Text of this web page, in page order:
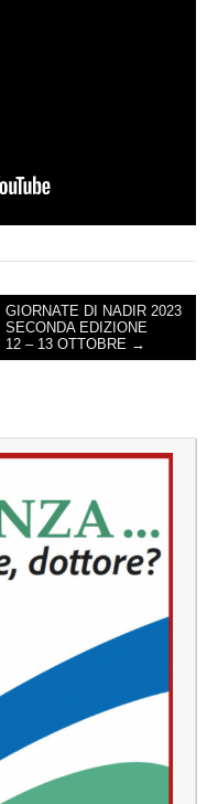
GIORNATE DI NADIR 2023
SECONDA EDIZIONE
12 – 13 OTTOBRE →